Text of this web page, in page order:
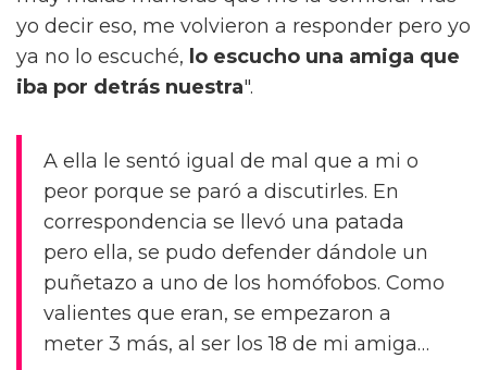
yo decir eso, me volvieron a responder pero yo
ya no lo escuché, lo escucho una amiga que
iba por detrás nuestra".
A ella le sentó igual de mal que a mi o
peor porque se paró a discutirles. En
correspondencia se llevó una patada
pero ella, se pudo defender dándole un
puñetazo a uno de los homófobos. Como
valientes que eran, se empezaron a
meter 3 más, al ser los 18 de mi amiga…